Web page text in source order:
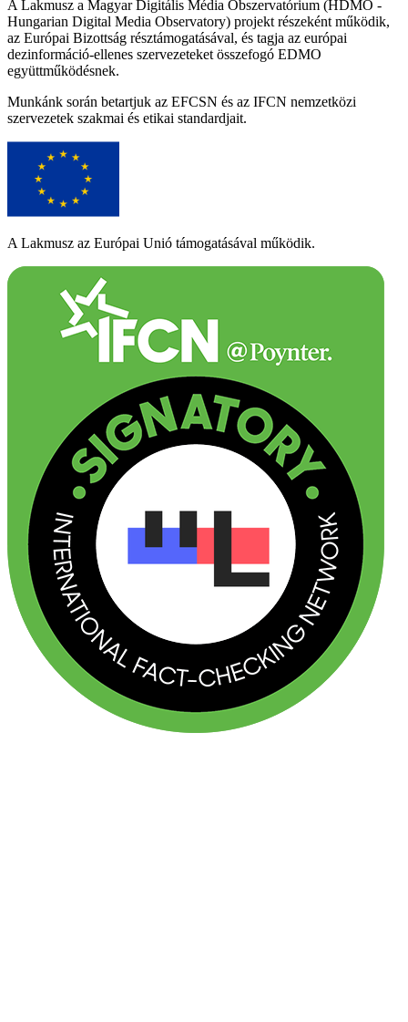
A Lakmusz a Magyar Digitális Média Obszervatórium (HDMO -
Hungarian Digital Media Observatory) projekt részeként működik,
az Európai Bizottság résztámogatásával, és tagja az európai
dezinformáció-ellenes szervezeteket összefogó EDMO
együttműködésnek.
Munkánk során betartjuk az EFCSN és az IFCN nemzetközi
szervezetek szakmai és etikai standardjait.
A Lakmusz az Európai Unió támogatásával működik.